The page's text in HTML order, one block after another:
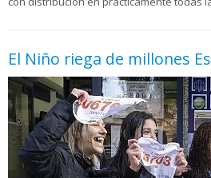
El Niño riega de millones